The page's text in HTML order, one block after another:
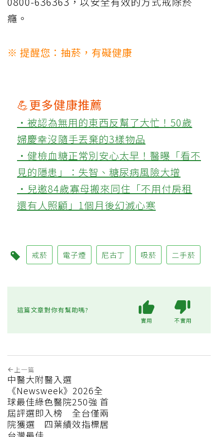
癮。
※ 提醒您：抽菸，有礙健康
💪更多健康推薦
‧被認為無用的東西反幫了大忙！50歲
婦慶幸沒隨手丟棄的3樣物品
‧健檢血糖正常別安心太早！醫曝「看不
見的隱患」：失智、糖尿病風險大增
‧兒邀84歲寡母搬來同住「不用付房租
還有人照顧」1個月後幻滅心寒
戒菸 電子煙 尼古丁 吸菸 二手菸
這篇文章對你有幫助嗎?
實用 不實用
上一篇
中醫大附醫入選
《Newsweek》2026全
球最佳綠色醫院250強 首
屆評選即入榜 全台僅兩
院獲選 四葉績效指標居